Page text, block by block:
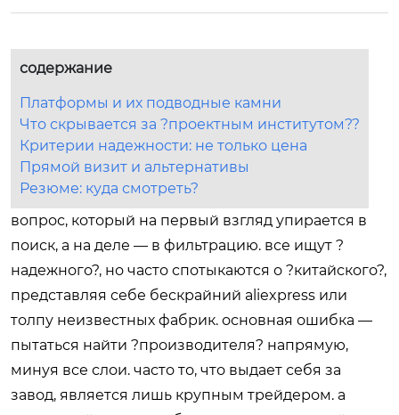
содержание
Платформы и их подводные камни
Что скрывается за ?проектным институтом??
Критерии надежности: не только цена
Прямой визит и альтернативы
Резюме: куда смотреть?
вопрос, который на первый взгляд упирается в
поиск, а на деле — в фильтрацию. все ищут ?
надежного?, но часто спотыкаются о ?китайского?,
представляя себе бескрайний aliexpress или
толпу неизвестных фабрик. основная ошибка —
пытаться найти ?производителя? напрямую,
минуя все слои. часто то, что выдает себя за
завод, является лишь крупным трейдером. а